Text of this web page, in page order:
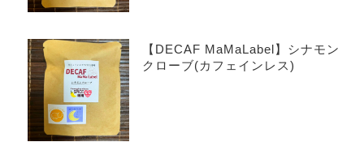
【DECAF MaMaLabel】シナモン
クローブ(カフェインレス)